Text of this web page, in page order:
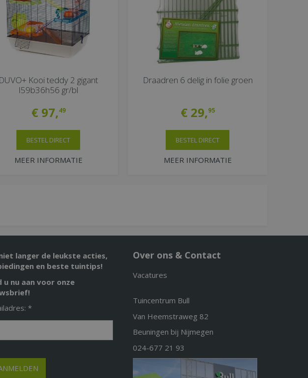
DUVO+ Kooi teddy 2 gigant
l59b36h56 gr/bl
€ 97,49
MEER INFORMATIE
BESTEL DIRECT
Draadren 6 delig in folie groen
€ 29,95
MEER INFORMATIE
BESTEL DIRECT
langer de leukste acties,
en beste tuintips!
u nu aan voor onze
*
Over ons & Contact
Vacatures
Tuincentrum Bull
Van Heemstraweg 82
Beuningen bij Nijmegen
024-677 21 93